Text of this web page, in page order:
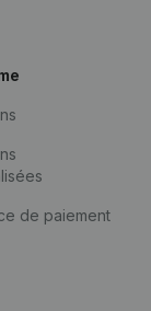
de paiement